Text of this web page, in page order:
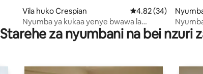
Vila huko Crespian Ukadiriaji wa
4.82 (34)
Nyumba ya kukaa yenye bwawa la
kuogelea katika eneo tulivu
Starehe za nyumbani na bei nzuri